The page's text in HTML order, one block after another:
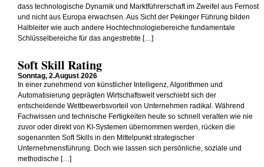
dass technologische Dynamik und Marktführerschaft im Zweifel aus Fernost
und nicht aus Europa erwachsen. Aus Sicht der Pekinger Führung bilden
Halbleiter wie auch andere Hochtechnologiebereiche fundamentale
Schlüsselbereiche für das angestrebte […]
Soft Skill Rating
Sonntag, 2.August 2026
In einer zunehmend von künstlicher Intelligenz, Algorithmen und
Automatisierung geprägten Wirtschaftswelt verschiebt sich der
entscheidende Wettbewerbsvorteil von Unternehmen radikal. Während
Fachwissen und technische Fertigkeiten heute so schnell veralten wie nie
zuvor oder direkt von KI-Systemen übernommen werden, rücken die
sogenannten Soft Skills in den Mittelpunkt strategischer
Unternehmensführung. Doch wie lassen sich persönliche, soziale und
methodische […]